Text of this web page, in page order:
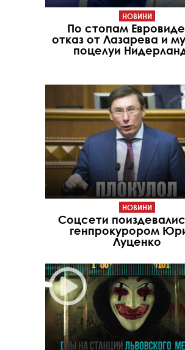
НОВИНИ
По стопам
отказ от Лазарева и
поцелуи
НОВИНИ
Соцсети
генпрокурором
Луценко